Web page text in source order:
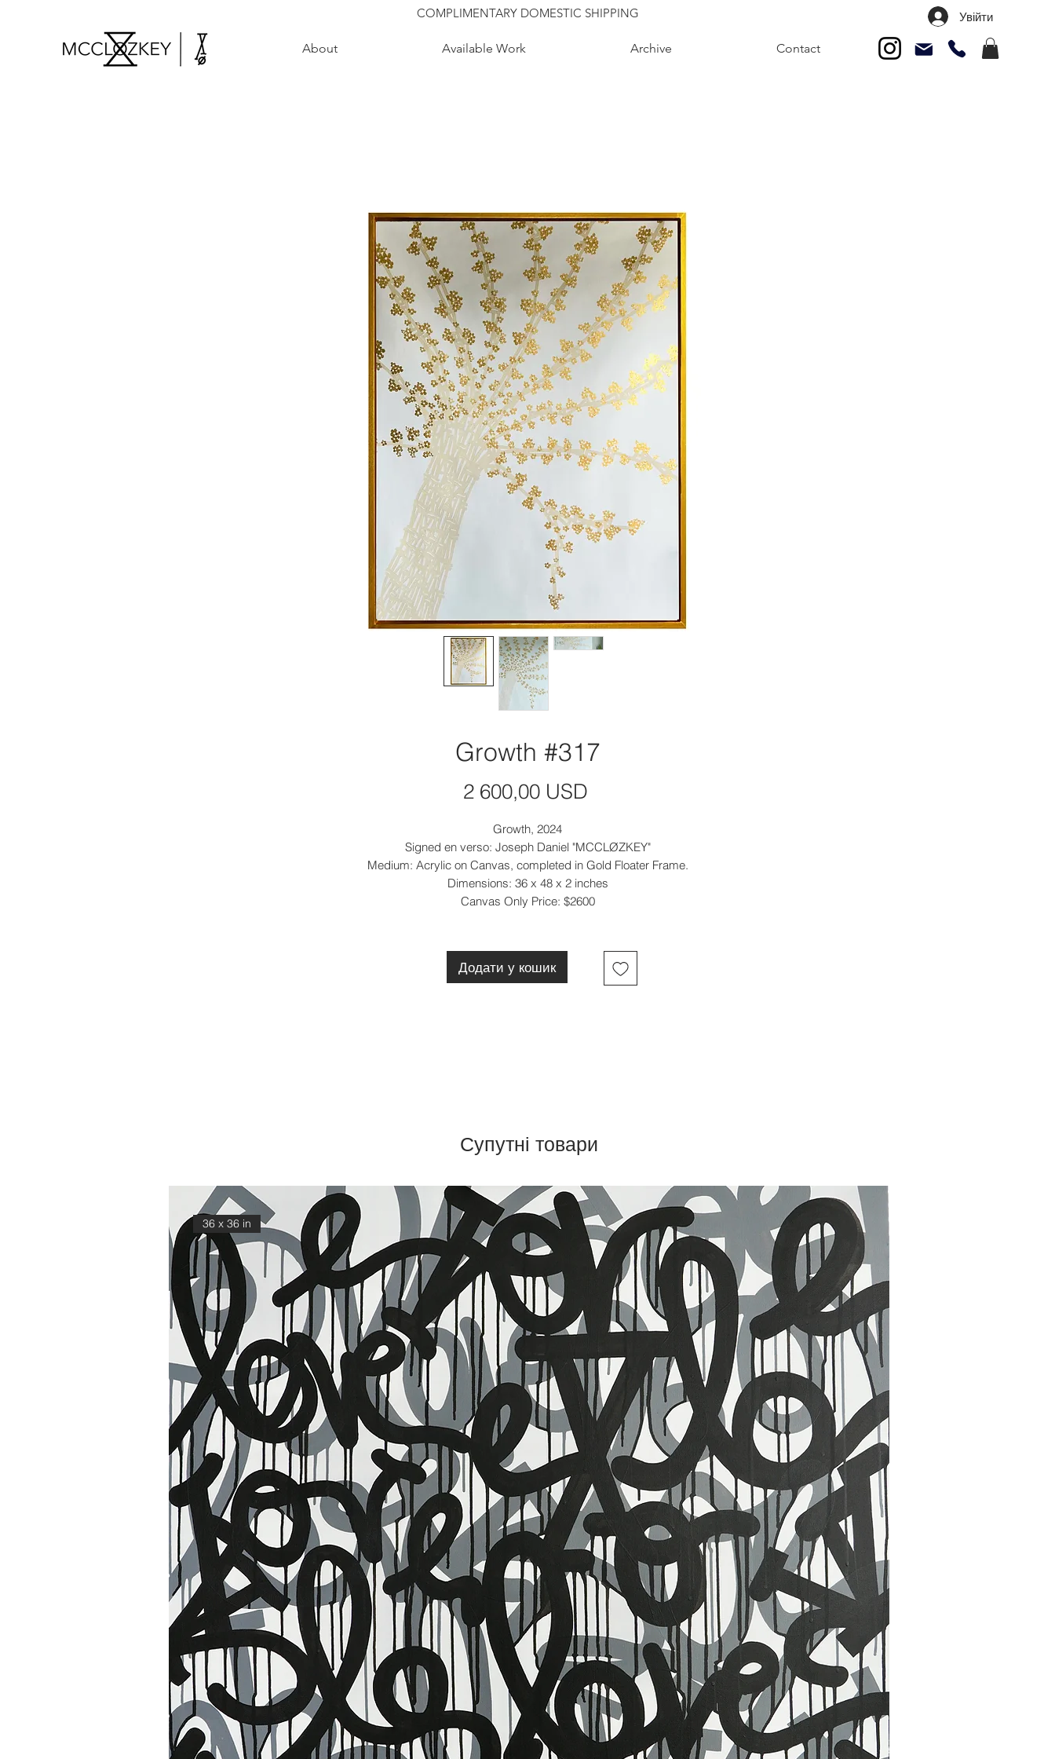
COMPLIMENTARY DOMESTIC SHIPPING
About Available Work Archive Contact
Увійти
Growth #317
2 600,00 USD
Growth, 2024
Signed en verso: Joseph Daniel "MCCLØZKEY"
Medium: Acrylic on Canvas, completed in Gold Floater Frame.
Dimensions: 36 x 48 x 2 inches
Canvas Only Price: $2600
Додати у кошик
Супутні товари
36 x 36 in